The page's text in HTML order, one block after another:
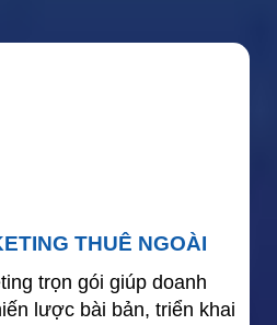
THUÊ NGOÀI
trọn gói giúp doanh
lược bài bản, triển khai